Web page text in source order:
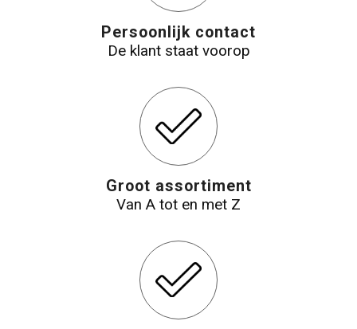
Persoonlijk contact
De klant staat voorop
Groot assortiment
Van A tot en met Z